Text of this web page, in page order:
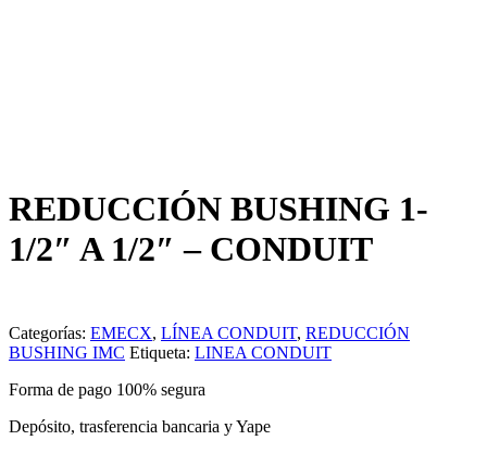
REDUCCIÓN BUSHING 1-
1/2″ A 1/2″ – CONDUIT
Categorías: EMECX, LÍNEA CONDUIT, REDUCCIÓN
BUSHING IMC Etiqueta: LINEA CONDUIT
Forma de pago 100% segura
Depósito, trasferencia bancaria y Yape